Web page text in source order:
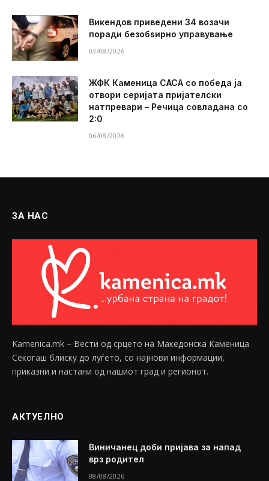
Викендов приведени 34 возачи
поради безобѕирно управување
03/08/2026
ЖФК Каменица САСА со победа ја
отвори серијата пријателски
натпревари – Речица совладана со
2:0
06/08/2026
ЗА НАС
Kamenica.mk – Вести од срцето на Македонска Каменица
Секогаш блиску до луѓето, со најнови информации,
приказни и настани од нашиот град и регионот.
АКТУЕЛНО
Виничанец доби пријава за напад
врз родител
08/08/2026